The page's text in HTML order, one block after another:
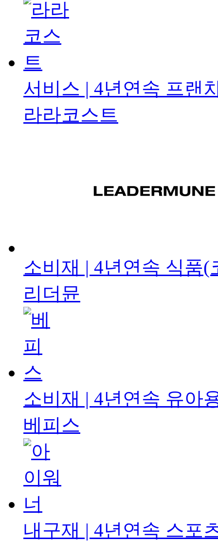
서비스 | 4년연속 프랜
라라코스트
소비재 | 4년연속 식품(
리더뮨
소비재 | 4년연속 유아
베피스
내구재 | 4년연속 스포